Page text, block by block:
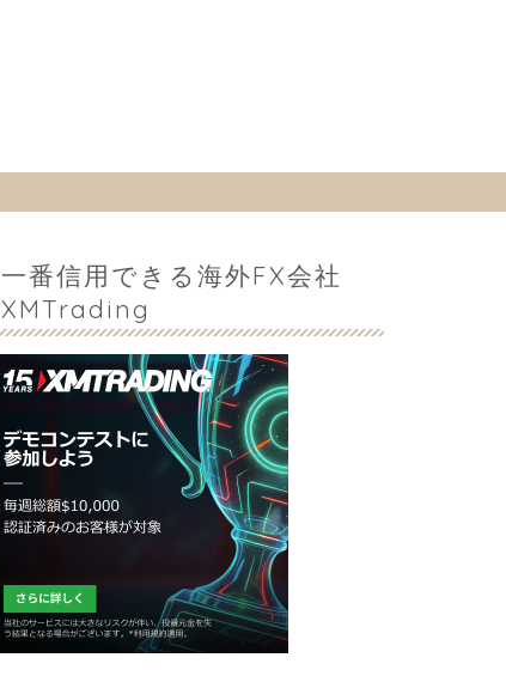
一番信用できる海外FX会社
XMTrading